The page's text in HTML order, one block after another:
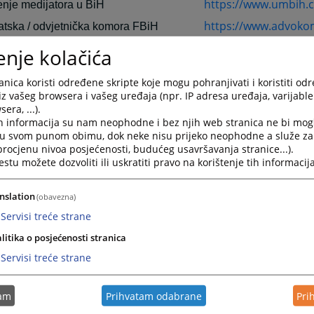
medijatora u BiH https://
/ odvjetnička komora FBiH https://
organizacije i tijela u BiH
Visokog predstavnika
u BiH https://
Evropske komisije u BiH
BiH https://
– Razvojni program ujedinjenih
nacije
sudovi
krivični tribunal u Hagu
sud pravde
https://
kolačića
koristi određene skripte koje mogu pohranjivati i koristiti
vašeg browsera i vašeg uređaja (npr. IP adresa uređaja,
...).
informacija su nam neophodne i bez njih web stranica ne bi
svom punom obimu, dok neke nisu prijeko neophodne a služe
nivoa posjećenosti, budućeg usavršavanja stranice...).
možete dozvoliti ili uskratiti pravo na korištenje tih
(obavezna)
Servisi treće strane
o posjećenosti stranica
Servisi treće strane
Prihvatam odabrane